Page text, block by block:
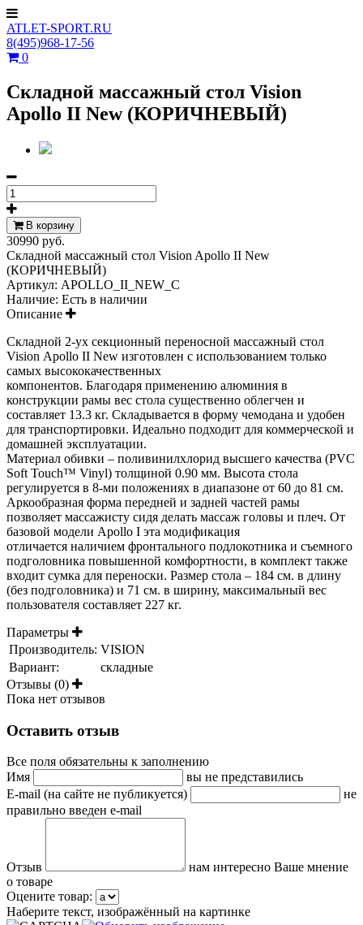
ATLET-SPORT.RU
8(495)968-17-56
0
Складной массажный стол Vision
Apollo II New (КОРИЧНЕВЫЙ)
В корзину
30990 руб.
Складной массажный стол Vision Apollo II New
(КОРИЧНЕВЫЙ)
Артикул: APOLLO_II_NEW_C
Наличие: Есть в наличии
Описание
Складной 2-ух секционный переносной массажный стол
Vision Apollo II New изготовлен с использованием только
самых высококачественных
компонентов. Благодаря применению алюминия в
конструкции рамы вес стола существенно облегчен и
составляет 13.3 кг. Складывается в форму чемодана и удобен
для транспортировки. Идеально подходит для коммерческой и
домашней эксплуатации.
Материал обивки – поливинилхлорид высшего качества (PVC
Soft Touch™ Vinyl) толщиной 0.90 мм. Высота стола
регулируется в 8-ми положениях в диапазоне от 60 до 81 см.
Аркообразная форма передней и задней частей рамы
позволяет массажисту сидя делать массаж головы и плеч. От
базовой модели Apollo I эта модификация
отличается наличием фронтального подлокотника и съемного
подголовника повышенной комфортности, в комплект также
входит сумка для переноски. Размер стола – 184 см. в длину
(без подголовника) и 71 см. в ширину, максимальный вес
пользователя составляет 227 кг.
Параметры
Производитель: VISION
Вариант:
складные
Отзывы (0)
Пока нет отзывов
Оставить отзыв
Все поля обязательны к заполнению
Имя
вы не представились
E-mail (на сайте не публикуется)
не
правильно введен e-mail
Отзыв
нам интересно Ваше мнение
о товаре
Оцените товар:
Наберите текст, изображённый на картинке